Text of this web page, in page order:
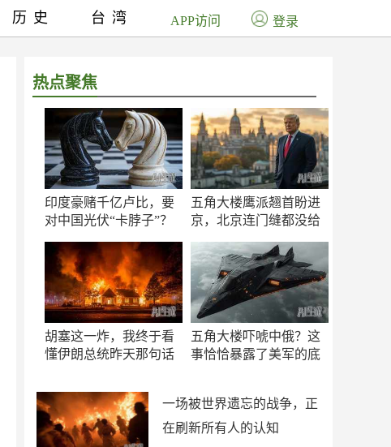
热点聚焦
印度豪赌千亿卢比，要
对中国光伏“卡脖子”？
五角大楼鹰派翘首盼进
京，北京连门缝都没给
胡塞这一炸，我终于看
懂伊朗总统昨天那句话
五角大楼吓唬中俄？这
事恰恰暴露了美军的底
一场被世界遗忘的战争，正
在刷新所有人的认知
历史 台湾 APP访问 登录